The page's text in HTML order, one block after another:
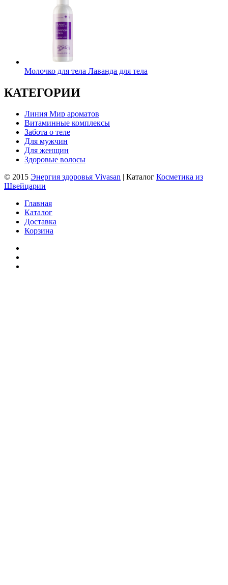
Молочко для тела Лаванда для тела
КАТЕГОРИИ
Линия Мир ароматов
Витаминные комплексы
Забота о теле
Для мужчин
Для женщин
Здоровые волосы
© 2015 Энергия здоровья Vivasan | Каталог Косметика из
Швейцарии
Главная
Каталог
Доставка
Корзина